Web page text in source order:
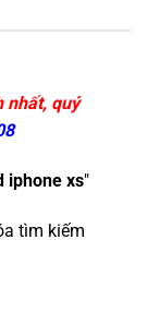
nhất, quý
iphone xs"
tìm kiếm